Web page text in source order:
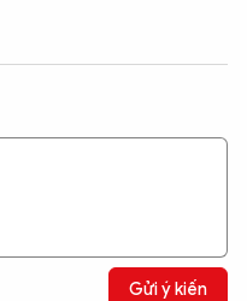
Gửi ý kiến